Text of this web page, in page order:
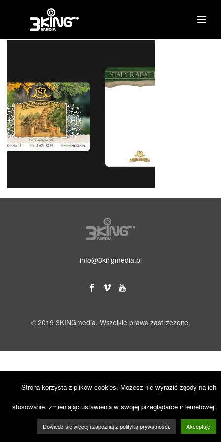
info@3kingmedia.pl
© 2019 3KINGmedia. Wszelkie prawa zastrzeżone.
Strona korzysta z plików cookies. Możesz nie wyrazić zgody na ich
stosowanie, zmieniając ustawienia w swojej przeglądarce internetowej.
Dowiedz się więcej i zapoznaj z polityką prywatności. Akceptuję